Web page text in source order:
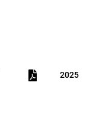
2025